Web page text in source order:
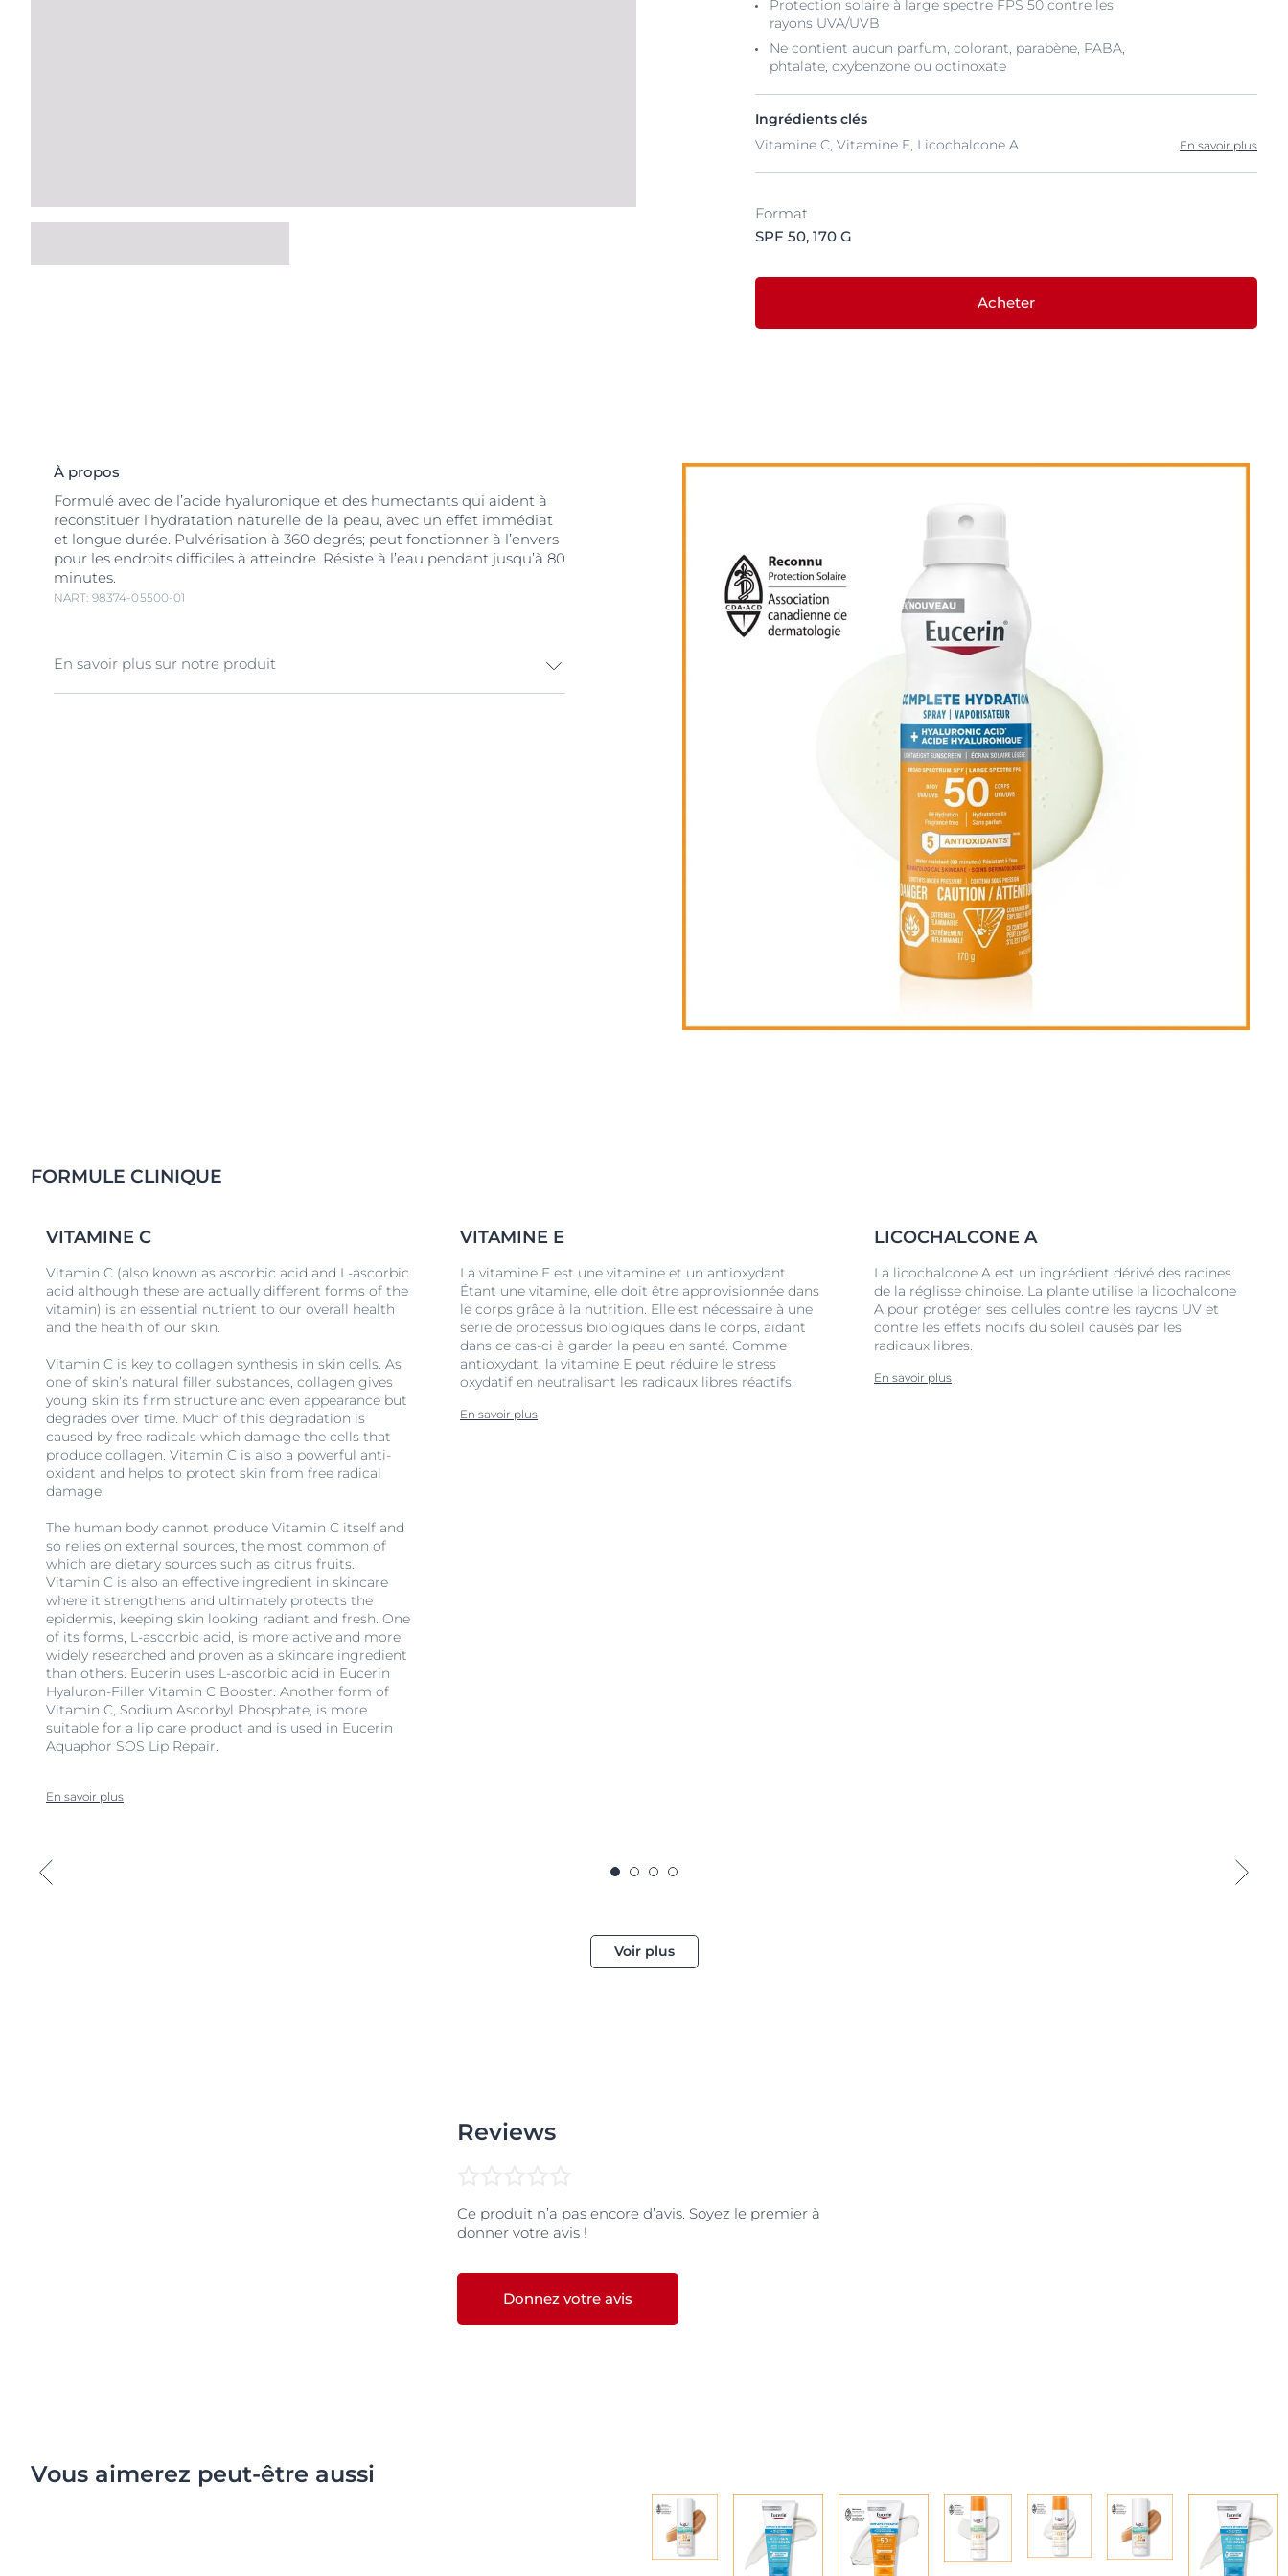
Protection solaire à large spectre FPS 50 contre les
rayons UVA/UVB
Ne contient aucun parfum, colorant, parabène, PABA,
phtalate, oxybenzone ou octinoxate
Ingrédients clés
Vitamine C, Vitamine E, Licochalcone A
En savoir plus
Format
SPF 50, 170 G
Acheter
À propos
Formulé avec de l’acide hyaluronique et des humectants qui aident à
reconstituer l’hydratation naturelle de la peau, avec un effet immédiat
et longue durée. Pulvérisation à 360 degrés; peut fonctionner à l’envers
pour les endroits difficiles à atteindre. Résiste à l’eau pendant jusqu’à 80
minutes.
NART: 98374-05500-01
En savoir plus sur notre produit
FORMULE CLINIQUE
VITAMINE C
Vitamin C (also known as ascorbic acid and L-ascorbic
acid although these are actually different forms of the
vitamin) is an essential nutrient to our overall health
and the health of our skin.
Vitamin C is key to collagen synthesis in skin cells. As
one of skin’s natural filler substances, collagen gives
young skin its firm structure and even appearance but
degrades over time. Much of this degradation is
caused by free radicals which damage the cells that
produce collagen. Vitamin C is also a powerful anti-
oxidant and helps to protect skin from free radical
damage.
The human body cannot produce Vitamin C itself and
so relies on external sources, the most common of
which are dietary sources such as citrus fruits.
Vitamin C is also an effective ingredient in skincare
where it strengthens and ultimately protects the
epidermis, keeping skin looking radiant and fresh. One
of its forms, L-ascorbic acid, is more active and more
widely researched and proven as a skincare ingredient
than others. Eucerin uses L-ascorbic acid in Eucerin
Hyaluron-Filler Vitamin C Booster. Another form of
Vitamin C, Sodium Ascorbyl Phosphate, is more
suitable for a lip care product and is used in Eucerin
Aquaphor SOS Lip Repair.
En savoir plus
VITAMINE E
La vitamine E est une vitamine et un antioxydant.
Étant une vitamine, elle doit être approvisionnée dans
le corps grâce à la nutrition. Elle est nécessaire à une
série de processus biologiques dans le corps, aidant
dans ce cas-ci à garder la peau en santé. Comme
antioxydant, la vitamine E peut réduire le stress
oxydatif en neutralisant les radicaux libres réactifs.
En savoir plus
LICOCHALCONE A
La licochalcone A est un ingrédient dérivé des racines
de la réglisse chinoise. La plante utilise la licochalcone
A pour protéger ses cellules contre les rayons UV et
contre les effets nocifs du soleil causés par les
radicaux libres.
En savoir plus
Voir plus
Reviews
Ce produit n’a pas encore d’avis. Soyez le premier à
donner votre avis !
Donnez votre avis
Vous aimerez peut-être aussi